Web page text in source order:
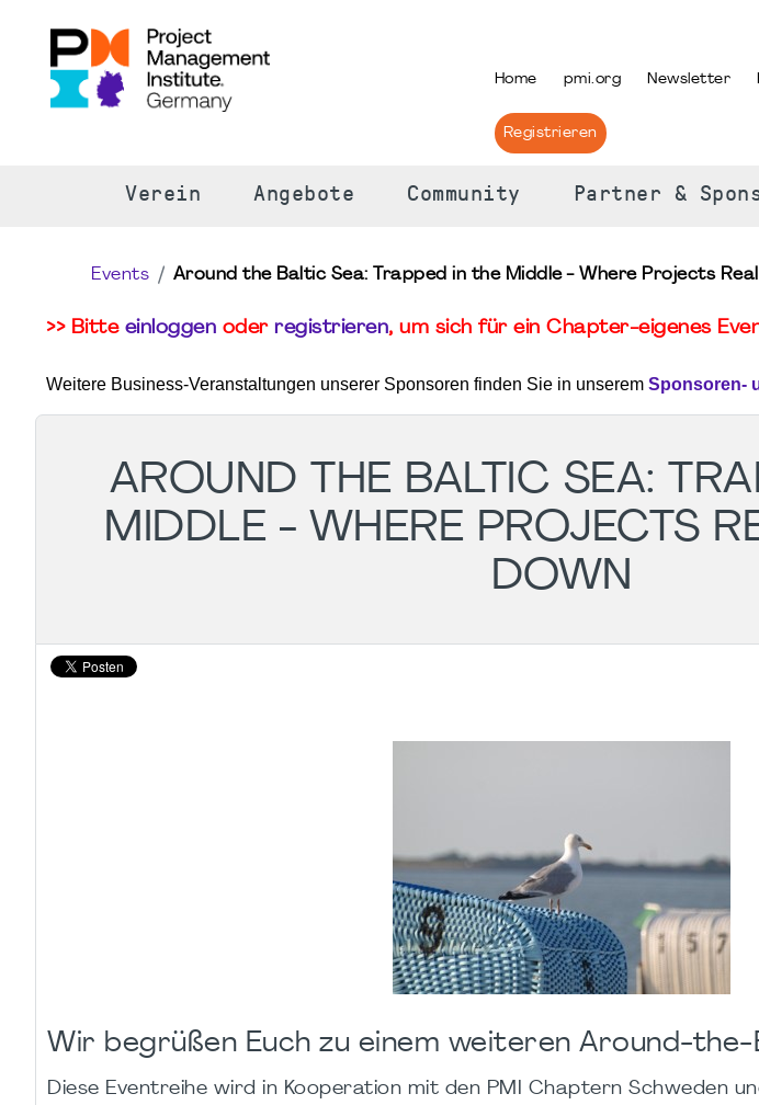
Home pmi.org Newsletter
Registrieren
Verein Angebote Community Partner &
Events Around the Baltic Sea: Trapped in the Middle - Where Projects
>> Bitte einloggen oder registrieren, um sich für ein Chapter-eigenes
Weitere Business-Veranstaltungen unserer Sponsoren finden Sie in unserem Sponsoren-
AROUND THE BALTIC SEA:
MIDDLE - WHERE PROJECTS
DOWN
Wir begrüßen Euch zu einem weiteren Around-
Diese Eventreihe wird in Kooperation mit den PMI Chaptern Schweden